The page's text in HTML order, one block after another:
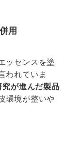
用
ッセンスを塗
われていま
が進んだ製品
環境が整いや